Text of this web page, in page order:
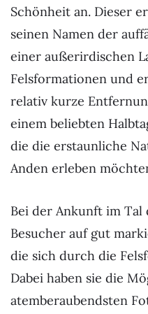
Schönheit an. Dieser
seinen Namen der
einer außerirdischen
Felsformationen und
relativ kurze
einem beliebten
die die erstaunliche
Anden erleben
Bei der Ankunft im Tal
Besucher auf gut
die sich durch die
Dabei haben sie die
atemberaubendsten